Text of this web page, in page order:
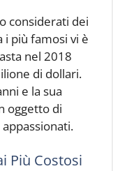
considerati dei
i più famosi vi è
nel 2018
di dollari.
e la sua
oggetto di
Più Costosi